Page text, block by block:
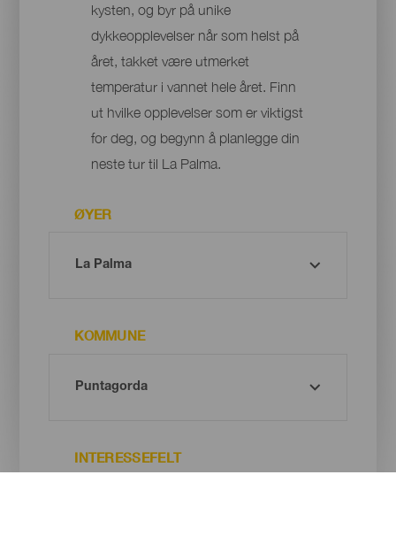
kysten, og byr på unike
dykkeopplevelser når som helst på
året, takket være utmerket
temperatur i vannet hele året. Finn
ut hvilke opplevelser som er viktigst
for deg, og begynn å planlegge din
neste tur til La Palma.
ØYER
KOMMUNE
INTERESSEFELT